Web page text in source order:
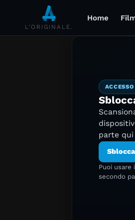
L'ORIGINALE.
Home
parte qui
Puoi usare
secondo